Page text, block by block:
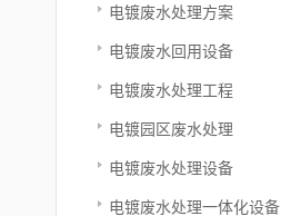
电镀废水处理方案
电镀废水回用设备
电镀废水处理工程
电镀园区废水处理
电镀废水处理设备
电镀废水处理一体化设备